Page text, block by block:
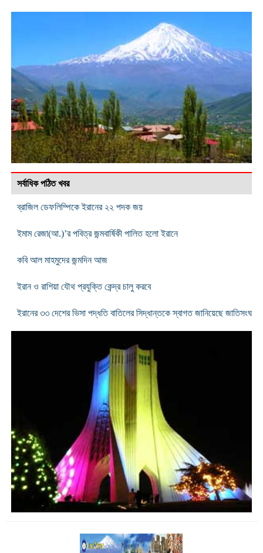
সর্বাধিক পঠিত খবর
ব্রাজিল ডেফলিম্পিকে ইরানের ২২ পদক জয়
ইমাম রেজা(আ.)’র পবিত্র জন্মবার্ষিকী পালিত হলো ইরানে
কবি আল মাহমুদের জন্মদিন আজ
ইরান ও রাশিয়া যৌথ প্রযুক্তি কেন্দ্র চালু করবে
ইরানের ৩৩ দেশের ভিসা পদ্ধতি বাতিলের সিদ্ধান্তকে স্বাগত জানিয়েছে জাতিসংঘ